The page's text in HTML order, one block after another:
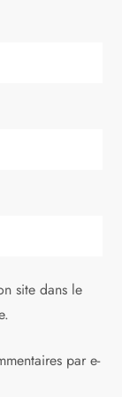
site dans le
par e-